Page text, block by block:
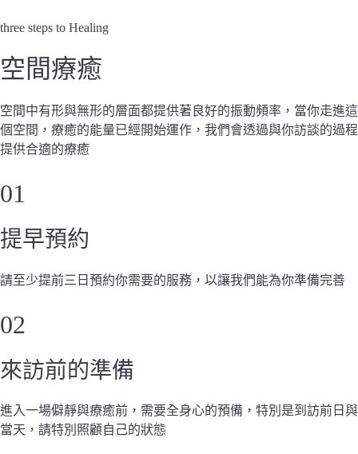
three steps to Healing
空間療癒
空間中有形與無形的層面都提供著良好的振動頻率，當你走進這
個空間，療癒的能量已經開始運作，我們會透過與你訪談的過程
提供合適的療癒
01
提早預約
請至少提前三日預約你需要的服務，以讓我們能為你準備完善
02
來訪前的準備
進入一場僻靜與療癒前，需要全身心的預備，特別是到訪前日與
當天，請特別照顧自己的狀態